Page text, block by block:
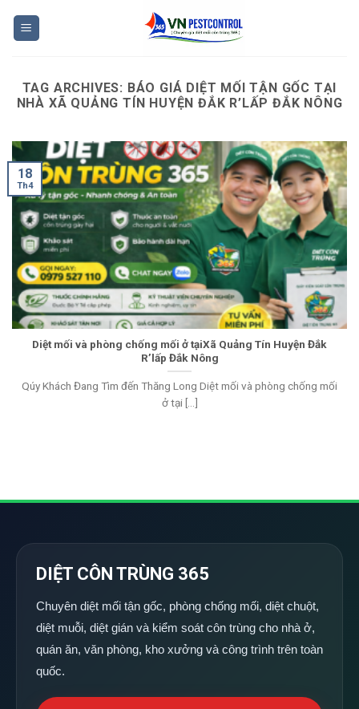
TAG ARCHIVES: BÁO GIÁ DIỆT MỐI TẬN GỐC TẠI
NHÀ XÃ QUẢNG TÍN HUYỆN ĐẮK R’LẤP ĐẮK NÔNG
Diệt mối và phòng chống mối ở tạiXã Quảng Tín Huyện Đắk
R’lấp Đắk Nông
Qúy Khách Đang Tìm đến Thăng Long Diệt mối và phòng chống mối
ở tại [...]
18
Th4
DIỆT CÔN TRÙNG 365
Chuyên diệt mối tận gốc, phòng chống mối, diệt chuột,
diệt muỗi, diệt gián và kiểm soát côn trùng cho nhà ở,
quán ăn, văn phòng, kho xưởng và công trình trên toàn
quốc.